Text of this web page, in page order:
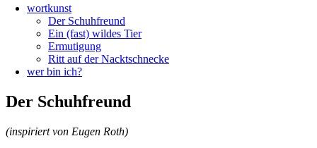
wortkunst
Der Schuhfreund
Ein (fast) wildes Tier
Ermutigung
Ritt auf der Nacktschnecke
wer bin ich?
Der Schuhfreund
(inspiriert von Eugen Roth)